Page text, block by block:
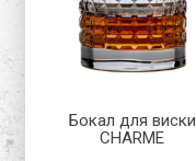
Бокал для виски
CHARME